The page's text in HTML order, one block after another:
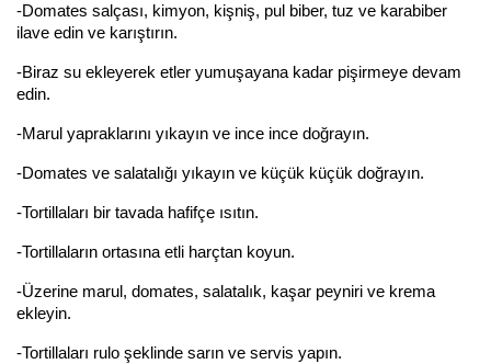
-Domates salçası, kimyon, kişniş, pul biber, tuz ve karabiber
ilave edin ve karıştırın.
-Biraz su ekleyerek etler yumuşayana kadar pişirmeye devam
edin.
-Marul yapraklarını yıkayın ve ince ince doğrayın.
-Domates ve salatalığı yıkayın ve küçük küçük doğrayın.
-Tortillaları bir tavada hafifçe ısıtın.
-Tortillaların ortasına etli harçtan koyun.
-Üzerine marul, domates, salatalık, kaşar peyniri ve krema
ekleyin.
-Tortillaları rulo şeklinde sarın ve servis yapın.